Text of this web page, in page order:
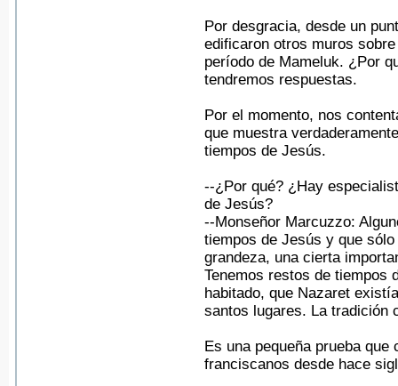
Por desgracia, desde un
edificaron otros muros
período de Mameluk. ¿Por
tendremos respuestas.
Por el momento, nos
que muestra
tiempos de Jesús.
--¿Por qué? ¿Hay
de Jesús?
--Monseñor Marcuzzo:
tiempos de Jesús y que
grandeza, una cierta
Tenemos restos de tiempos
habitado, que Nazaret
santos lugares. La tradición
Es una pequeña prueba
franciscanos desde hace